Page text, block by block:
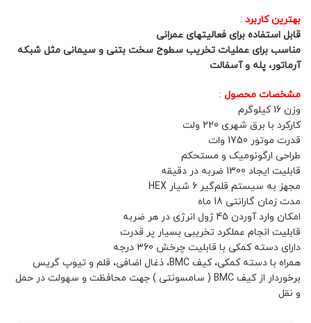
بهترین کاربرد :
قابل استفاده برای فعالیتهای عمرانی
مناسب برای عملیات تخریب سطوح سخت بتنی و سیمانی مثل شبکه
آرماتور، پله و آسفالت
مشخصات محصول :
وزن 16 کیلوگرم
کارکرد با برق شهری 220 ولت
قدرت موتور 1750 وات
طراحی ارگونومیک و مستحکم
قابلیت ایجاد 1300 ضربه در دقیقه
مجهز به سیستم قلم‌‎گیر 6 شیار HEX
مدت زمان گارانتی 18 ماه
امکان وارد آورد‌ن 45 ژول انرژی در هر ضربه
قابلیت انجام عملکرد تخریبی بسیار پر قدرت
دارای دسته کمکی با قابلیت چرخش 360 درجه
همراه با دسته کمکی، کیف BMC، ذغال اضافی، قلم و تیوپ گریس
برخوردار از کیف BMC ( سامسونتی ) جهت محافظت و سهولت در حمل
و نقل